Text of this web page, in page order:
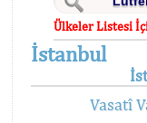
Ülkeler Listesi
İstanbul
Vasatî